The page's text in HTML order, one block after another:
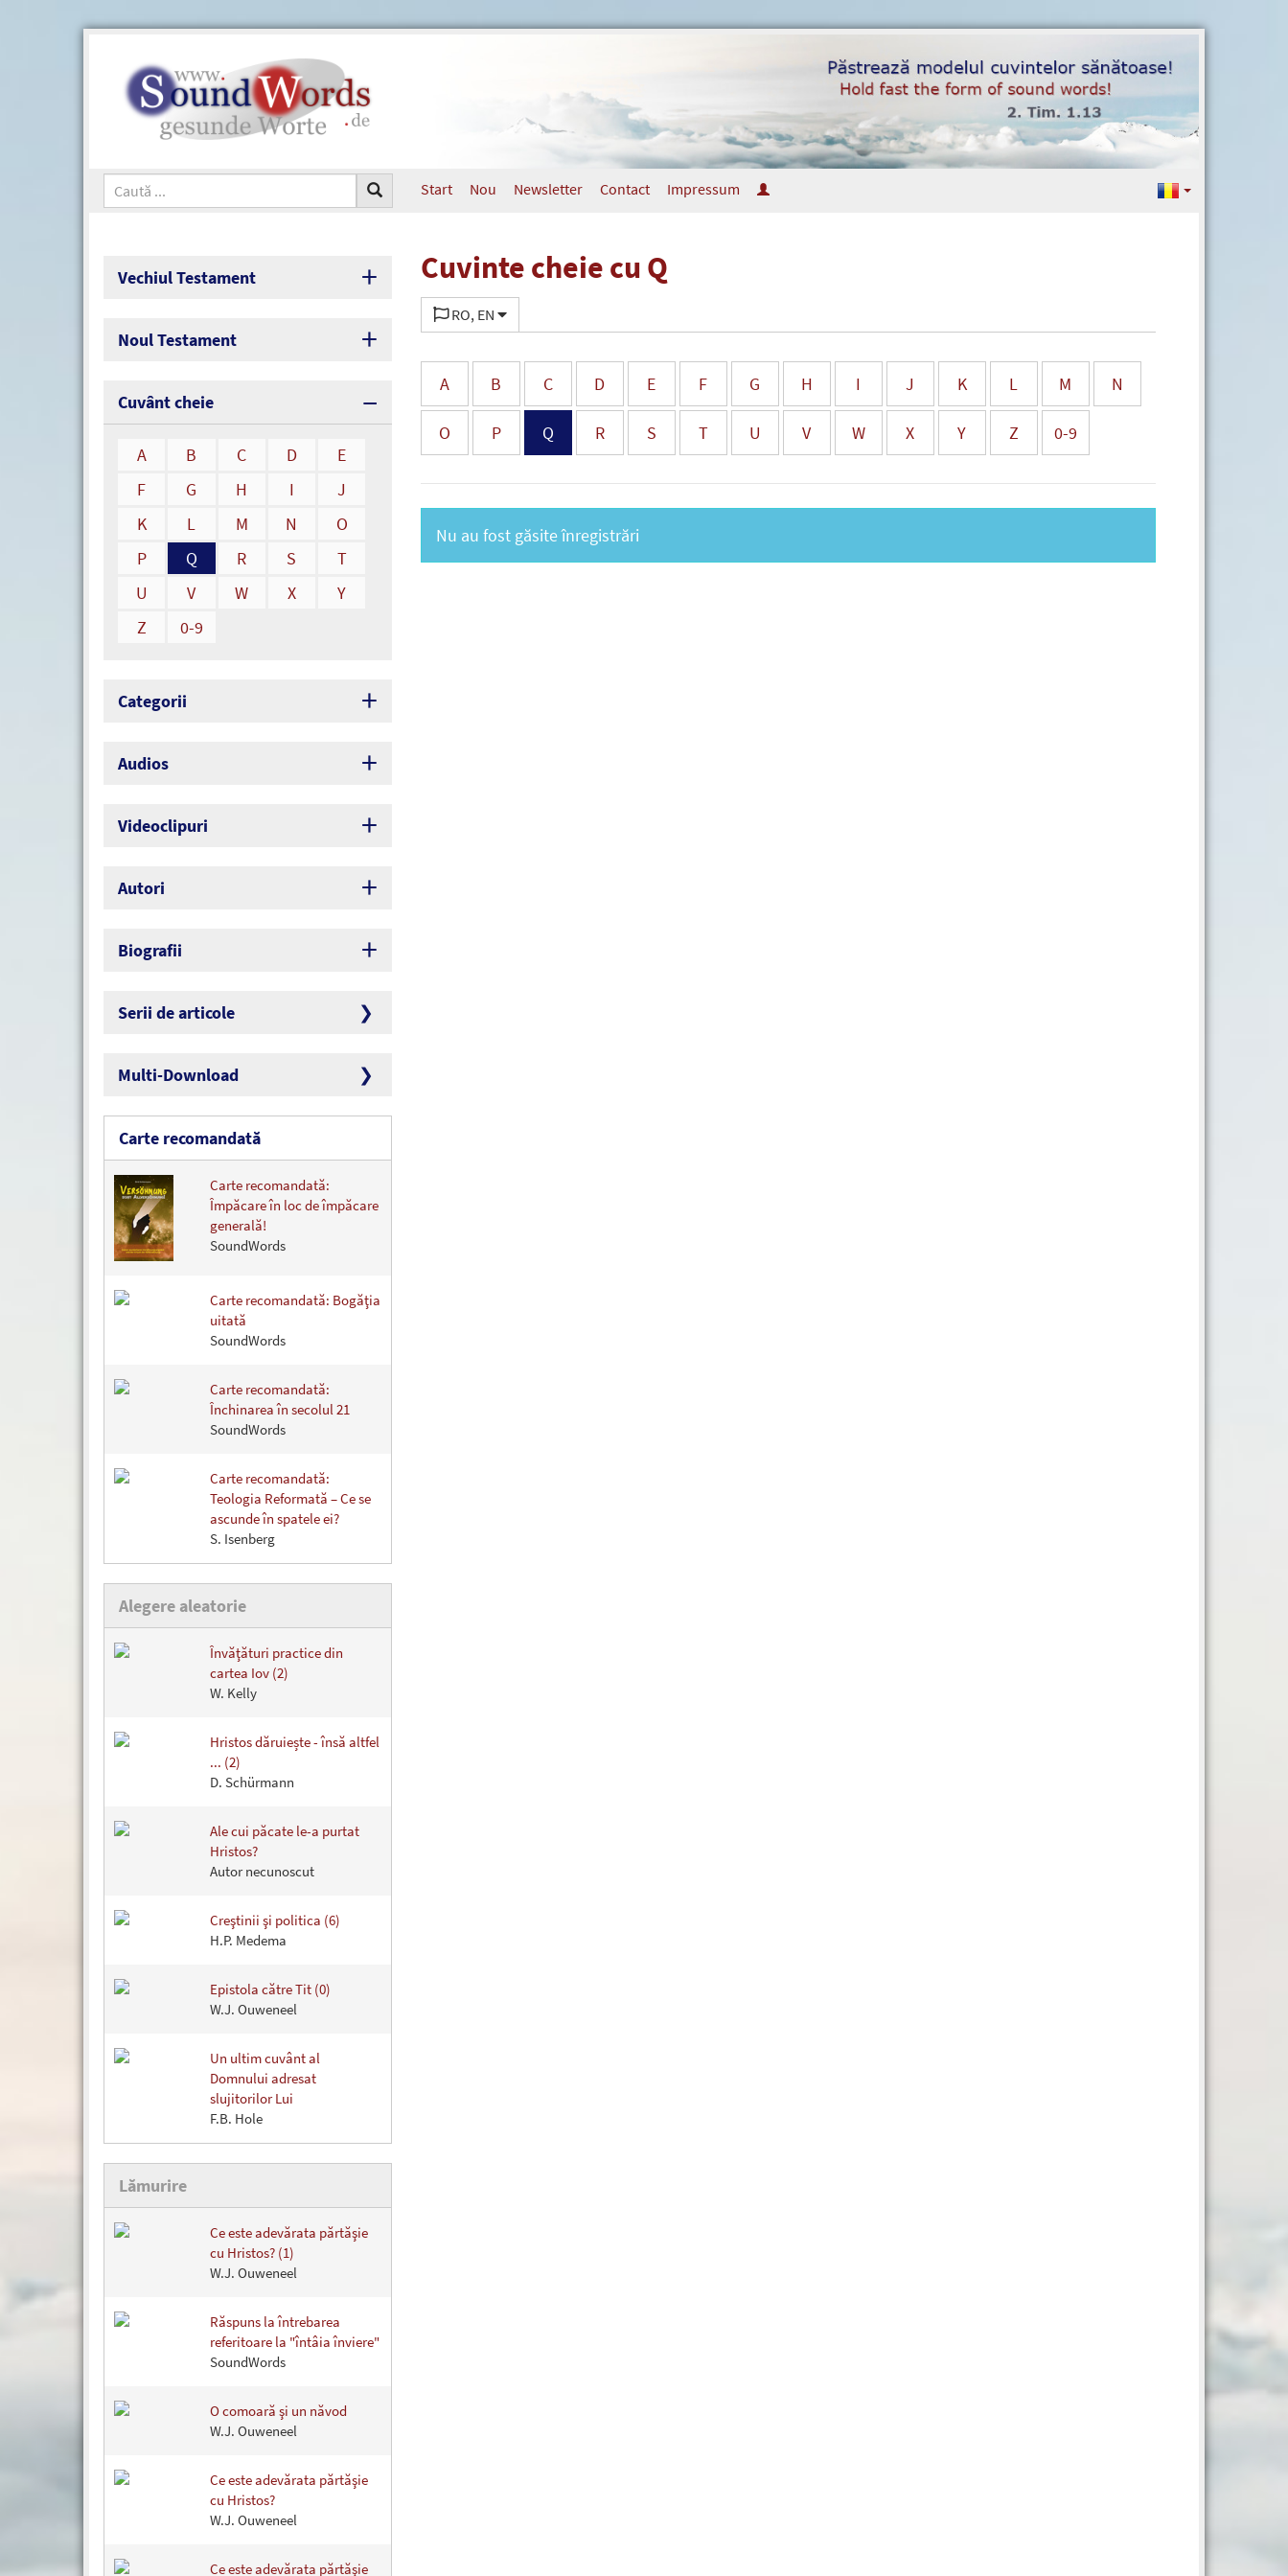
Start Nou Newsletter Contact Impressum
Vechiul Testament
Noul Testament
Cuvânt cheie
A B C D
E
F
G H I
J
K
L M N
O
P
Q R S
T
U
V W X
Y
Z
0-9
Categorii
Audios
Videoclipuri
Autori
Biografii
Serii de articole
Multi-Download
Carte recomandată
Carte recomandată:
Împăcare în loc de împăcare
generală!
SoundWords
Carte recomandată: Bogăţia
uitată
SoundWords
Carte recomandată:
Închinarea în secolul 21
SoundWords
Carte recomandată:
Teologia Reformată – Ce se
ascunde în spatele ei?
S. Isenberg
Alegere aleatorie
Învăţături practice din
cartea Iov (2)
W. Kelly
Hristos dăruiește - însă altfel
... (2)
D. Schürmann
Ale cui păcate le-a purtat
Hristos?
Autor necunoscut
Creştinii şi politica (6)
H.P. Medema
Epistola către Tit (0)
W.J. Ouweneel
Un ultim cuvânt al
Domnului adresat
slujitorilor Lui
F.B. Hole
Lămurire
Ce este adevărata părtăşie
cu Hristos? (1)
W.J. Ouweneel
Răspuns la întrebarea
referitoare la "întâia înviere"
SoundWords
O comoară şi un năvod
W.J. Ouweneel
Ce este adevărata părtăşie
cu Hristos?
W.J. Ouweneel
Ce este adevărata părtăşie
Cuvinte cheie cu Q
RO, EN
A B C D E F G H I J K L M N
O P Q R S T U V W X Y Z 0-9
Nu au fost găsite înregistrări